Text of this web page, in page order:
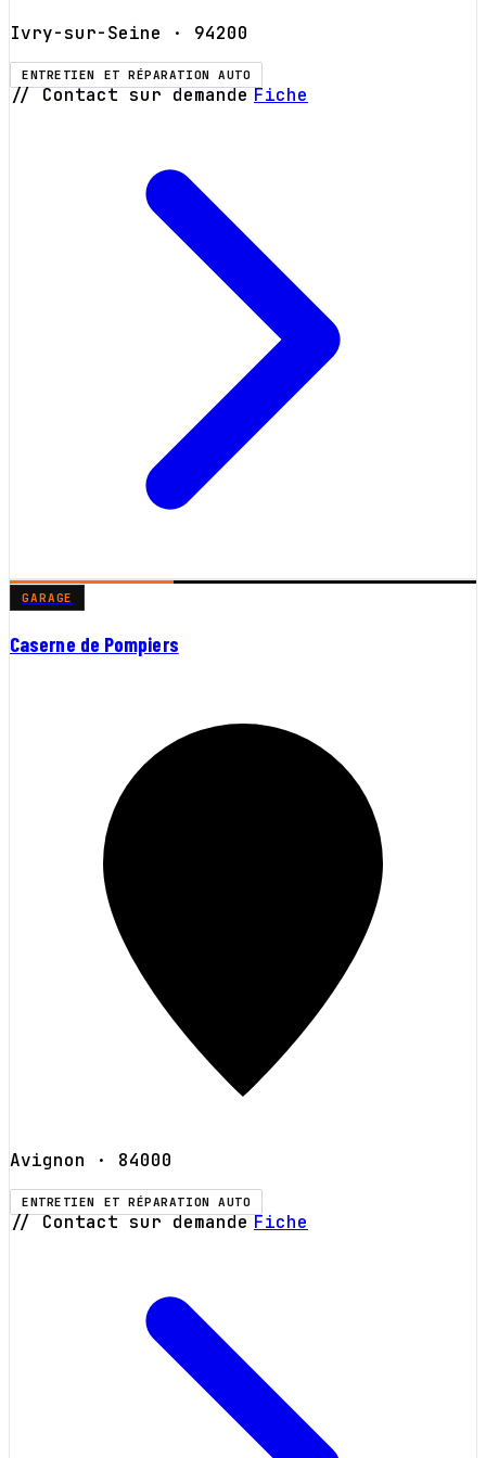
Ivry-sur-Seine · 94200
ENTRETIEN ET RÉPARATION AUTO
// Contact sur demande Fiche
GARAGE
Caserne de Pompiers
Avignon · 84000
ENTRETIEN ET RÉPARATION AUTO
// Contact sur demande Fiche